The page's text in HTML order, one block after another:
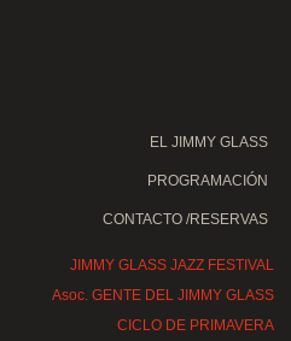
EL JIMMY GLASS
PROGRAMACIÓN
CONTACTO /RESERVAS
JIMMY GLASS JAZZ FESTIVAL
Asoc. GENTE DEL JIMMY GLASS
CICLO DE PRIMAVERA